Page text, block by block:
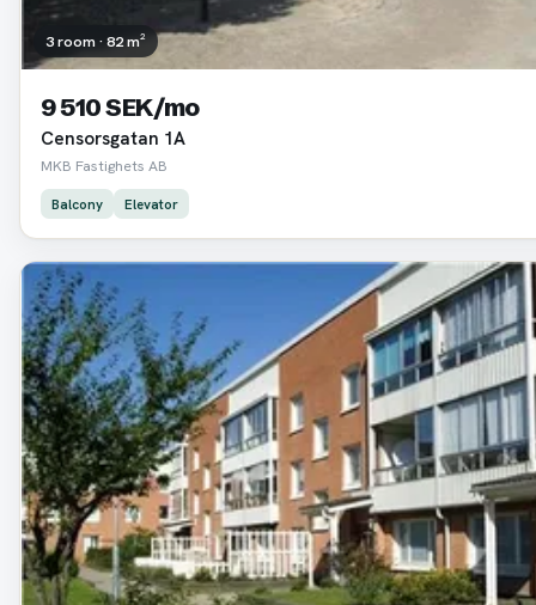
3 room · 82 m²
9 510 SEK/mo
Censorsgatan 1A
MKB Fastighets AB
Balcony Elevator